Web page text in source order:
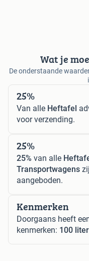
Wat je
De onderstaande
25%
Van alle Heftafel
voor verzending.
25%
25% van alle
Transportwagens
aangeboden.
Kenmerken
Doorgaans heeft
kenmerken: 100